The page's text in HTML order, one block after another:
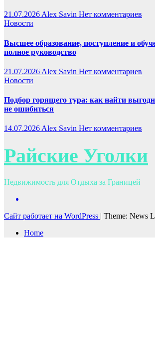
21.07.2026 Alex Savin Нет комментариев
Новости
Высшее образование, поступление и
полное руководство
21.07.2026 Alex Savin Нет комментариев
Новости
Подбор горящего тура: как найти
не ошибиться
14.07.2026Alex Savin Нет комментариев
Райские Уголки
Недвижимость для Отдыха за Границей
Сайт работает на WordPress | Theme: News
Home